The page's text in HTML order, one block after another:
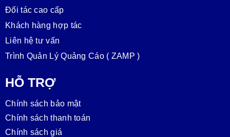
Đối tác cao cấp
Khách hàng hợp tác
Liên hệ tư vấn
Trình Quản Lý Quảng Cáo ( ZAMP )
HỖ TRỢ
Chính sách bảo mật
Chính sách thanh toán
Chính sách giá